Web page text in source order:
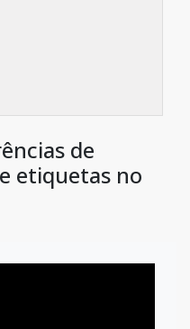
de
etiquetas no